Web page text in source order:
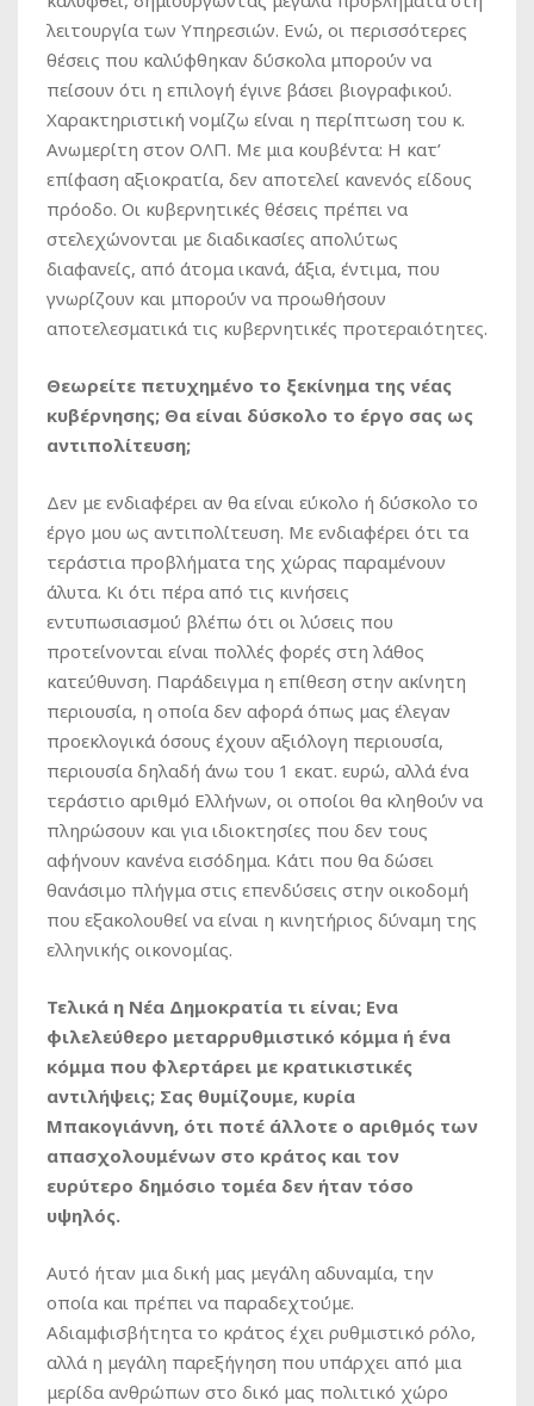
λειτουργία των Υπηρεσιών. Ενώ, οι περισσότερες
θέσεις που καλύφθηκαν δύσκολα μπορούν να
πείσουν ότι η επιλογή έγινε βάσει βιογραφικού.
Χαρακτηριστική νομίζω είναι η περίπτωση του κ.
Ανωμερίτη στον ΟΛΠ. Με μια κουβέντα: Η κατ’
επίφαση αξιοκρατία, δεν αποτελεί κανενός είδους
πρόοδο. Οι κυβερνητικές θέσεις πρέπει να
στελεχώνονται με διαδικασίες απολύτως
διαφανείς, από άτομα ικανά, άξια, έντιμα, που
γνωρίζουν και μπορούν να προωθήσουν
αποτελεσματικά τις κυβερνητικές προτεραιότητες.
Θεωρείτε πετυχημένο το ξεκίνημα της νέας
κυβέρνησης; Θα είναι δύσκολο το έργο σας ως
αντιπολίτευση;
Δεν με ενδιαφέρει αν θα είναι εύκολο ή δύσκολο το
έργο μου ως αντιπολίτευση. Με ενδιαφέρει ότι τα
τεράστια προβλήματα της χώρας παραμένουν
άλυτα. Κι ότι πέρα από τις κινήσεις
εντυπωσιασμού βλέπω ότι οι λύσεις που
προτείνονται είναι πολλές φορές στη λάθος
κατεύθυνση. Παράδειγμα η επίθεση στην ακίνητη
περιουσία, η οποία δεν αφορά όπως μας έλεγαν
προεκλογικά όσους έχουν αξιόλογη περιουσία,
περιουσία δηλαδή άνω του 1 εκατ. ευρώ, αλλά ένα
τεράστιο αριθμό Ελλήνων, οι οποίοι θα κληθούν να
πληρώσουν και για ιδιοκτησίες που δεν τους
αφήνουν κανένα εισόδημα. Κάτι που θα δώσει
θανάσιμο πλήγμα στις επενδύσεις στην οικοδομή
που εξακολουθεί να είναι η κινητήριος δύναμη της
ελληνικής οικονομίας.
Τελικά η Νέα Δημοκρατία τι είναι; Ενα
φιλελεύθερο μεταρρυθμιστικό κόμμα ή ένα
κόμμα που φλερτάρει με κρατικιστικές
αντιλήψεις; Σας θυμίζουμε, κυρία
Μπακογιάννη, ότι ποτέ άλλοτε ο αριθμός των
απασχολουμένων στο κράτος και τον
ευρύτερο δημόσιο τομέα δεν ήταν τόσο
υψηλός.
Αυτό ήταν μια δική μας μεγάλη αδυναμία, την
οποία και πρέπει να παραδεχτούμε.
Αδιαμφισβήτητα το κράτος έχει ρυθμιστικό ρόλο,
αλλά η μεγάλη παρεξήγηση που υπάρχει από μια
μερίδα ανθρώπων στο δικό μας πολιτικό χώρο